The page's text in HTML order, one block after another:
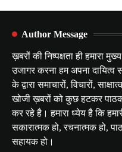
Author Message
ख़बरों की निष्पक्षता ही हमारा
उजागर करना हम अपना दायित्व
के द्वारा समाचारों, विचारों,
खोजी ख़बरों को कुछ हटकर
कर रहे है। हमारा ध्येय है कि
सकारात्मक हो, रचनात्मक हो,
सहायक हो।